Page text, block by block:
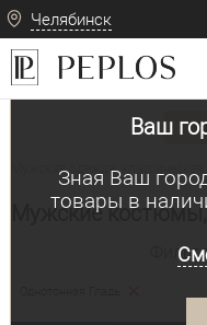
Челябинск
Ваш
Зная Ваш
товары в
Мужская одежда: классическая
Мужские костюмы,